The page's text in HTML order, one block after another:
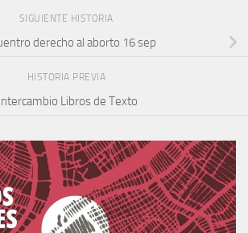
SIGUIENTE HISTORIA
derecho al aborto 16 sep
HISTORIA PREVIA
Libros de Texto